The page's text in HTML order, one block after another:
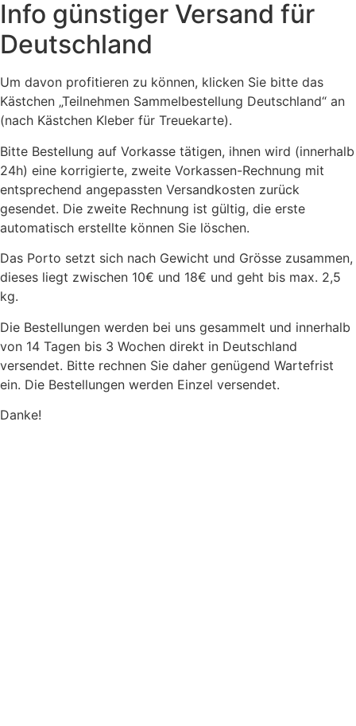
Info günstiger Versand für
Deutschland
Um davon profitieren zu können, klicken Sie bitte das
Kästchen „Teilnehmen Sammelbestellung Deutschland“ an
(nach Kästchen Kleber für Treuekarte).
Bitte Bestellung auf Vorkasse tätigen, ihnen wird (innerhalb
24h) eine korrigierte, zweite Vorkassen-Rechnung mit
entsprechend angepassten Versandkosten zurück
gesendet. Die zweite Rechnung ist gültig, die erste
automatisch erstellte können Sie löschen.
Das Porto setzt sich nach Gewicht und Grösse zusammen,
dieses liegt zwischen 10€ und 18€ und geht bis max. 2,5
kg.
Die Bestellungen werden bei uns gesammelt und innerhalb
von 14 Tagen bis 3 Wochen direkt in Deutschland
versendet. Bitte rechnen Sie daher genügend Wartefrist
ein. Die Bestellungen werden Einzel versendet.
Danke!